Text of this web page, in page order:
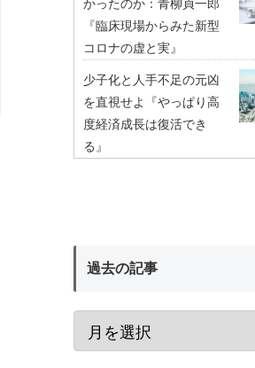
かったのか：青柳貞一郎
『臨床現場からみた新型
コロナの虚と実』
少子化と人手不足の元凶
を直視せよ『やっぱり高
度経済成長は復活でき
る』
過去の記事